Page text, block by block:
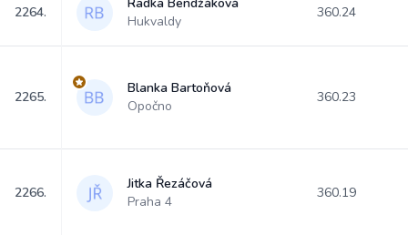
2264.
Hukvaldy
360.24
2265.
Blanka Bartoňová
Opočno
360.23
2266.
Jitka Řezáčová
Praha 4
360.19